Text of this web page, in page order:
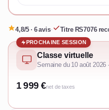
4,8/5 · 6 avis· Titre RS7076
PROCHAINE SESSION
Classe virtuelle
Semaine du 10 août 2026
1 999 €net de taxes